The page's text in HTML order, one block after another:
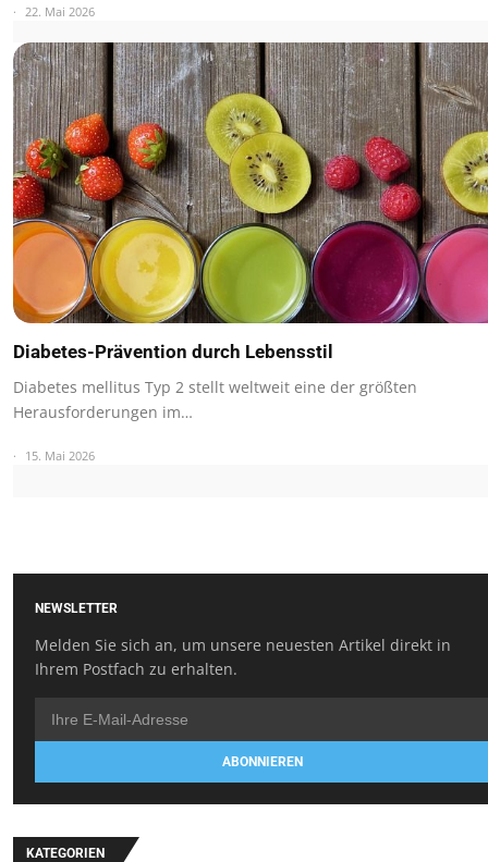
22. Mai 2026
Diabetes-Prävention durch Lebensstil
Diabetes mellitus Typ 2 stellt weltweit eine der größten
Herausforderungen im…
15. Mai 2026
NEWSLETTER
Melden Sie sich an, um unsere neuesten Artikel direkt in
Ihrem Postfach zu erhalten.
ABONNIEREN
KATEGORIEN